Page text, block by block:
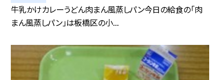
牛乳かけカレーうどん肉まん風蒸しパン今日の給食の「肉
まん風蒸しパン」は板橋区の小...